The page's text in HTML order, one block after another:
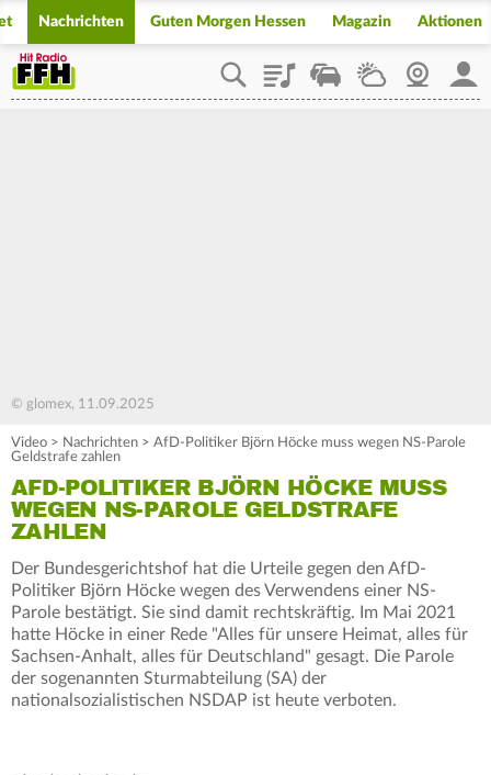
Nachrichten Guten Morgen Hessen Magazin Aktionen
PlaylistStaupilotWetterWebcam
© glomex, 11.09.2025
Video > Nachrichten > AfD-Politiker Björn Höcke muss wegen NS-Parole
Geldstrafe zahlen
AFD-POLITIKER BJÖRN HÖCKE MUSS
WEGEN NS-PAROLE GELDSTRAFE
ZAHLEN
Der Bundesgerichtshof hat die Urteile gegen den AfD-
Politiker Björn Höcke wegen des Verwendens einer NS-
Parole bestätigt. Sie sind damit rechtskräftig. Im Mai 2021
hatte Höcke in einer Rede "Alles für unsere Heimat, alles für
Sachsen-Anhalt, alles für Deutschland" gesagt. Die Parole
der sogenannten Sturmabteilung (SA) der
nationalsozialistischen NSDAP ist heute verboten.